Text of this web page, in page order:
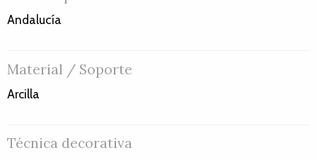
Andalucía
Material / Soporte
Arcilla
Técnica decorativa